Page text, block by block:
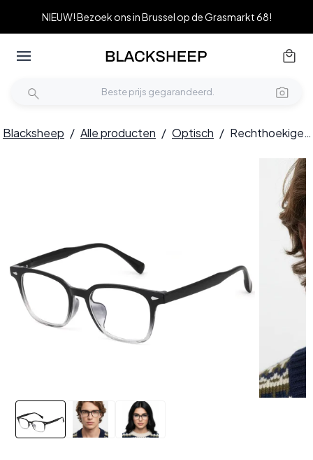
NIEUW! Bezoek ons in Brussel op de Grasmarkt 68!
Blacksheep / Alle producten / Optisch / Rechthoekige zwarte TR90-bril #BS0620-0067